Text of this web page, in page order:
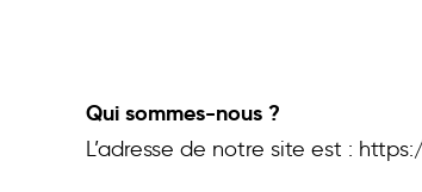
Qui sommes-nous ?
L’adresse de notre site est :